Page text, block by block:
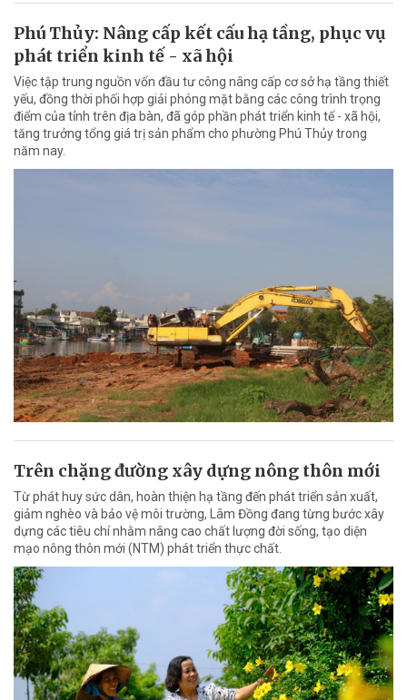
Phú Thủy: Nâng cấp kết cấu hạ tầng, phục vụ
phát triển kinh tế - xã hội
Việc tập trung nguồn vốn đầu tư công nâng cấp cơ sở hạ tầng thiết
yếu, đồng thời phối hợp giải phóng mặt bằng các công trình trọng
điểm của tỉnh trên địa bàn, đã góp phần phát triển kinh tế - xã hội,
tăng trưởng tổng giá trị sản phẩm cho phường Phú Thủy trong
năm nay.
Trên chặng đường xây dựng nông thôn mới
Từ phát huy sức dân, hoàn thiện hạ tầng đến phát triển sản xuất,
giảm nghèo và bảo vệ môi trường, Lâm Đồng đang từng bước xây
dựng các tiêu chí nhằm nâng cao chất lượng đời sống, tạo diện
mạo nông thôn mới (NTM) phát triển thực chất.